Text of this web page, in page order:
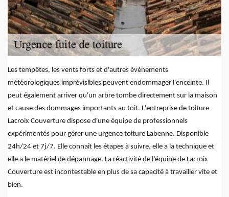
Les tempêtes, les vents forts et d'autres événements
météorologiques imprévisibles peuvent endommager l'enceinte. Il
peut également arriver qu'un arbre tombe directement sur la maison
et cause des dommages importants au toit. L'entreprise de toiture
Lacroix Couverture dispose d'une équipe de professionnels
expérimentés pour gérer une urgence toiture Labenne. Disponible
24h/24 et 7j/7. Elle connaît les étapes à suivre, elle a la technique et
elle a le matériel de dépannage. La réactivité de l’équipe de Lacroix
Couverture est incontestable en plus de sa capacité à travailler vite et
bien.